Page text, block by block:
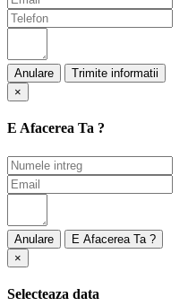
Anulare
×
E Afacerea Ta ?
Anulare
×
Selecteaza data